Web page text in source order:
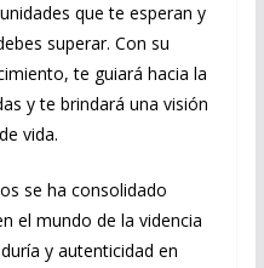
que te esperan y
superar. Con su
te guiará hacia la
y te brindará una visión
vida.
se ha consolidado
el mundo de la videncia
y autenticidad en